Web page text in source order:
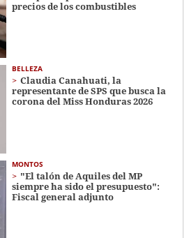
precios de los combustibles
BELLEZA
Claudia Canahuati, la
representante de SPS que busca la
corona del Miss Honduras 2026
MONTOS
"El talón de Aquiles del MP
siempre ha sido el presupuesto":
Fiscal general adjunto